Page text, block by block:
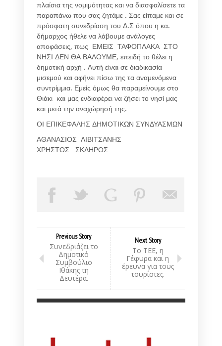
πλαίσια της νομιμότητας και να διασφαλίσετε τα
παραπάνω που σας ζητάμε . Σας είπαμε και σε
πρόσφατη συνεδρίαση του Δ.Σ όπου η κα.
δήμαρχος ήθελε να λάβουμε ανάλογες
αποφάσεις, πως ΕΜΕΙΣ ΤΑΦΟΠΛΑΚΑ ΣΤΟ
ΝΗΣΙ ΔΕΝ ΘΑ ΒΑΛΟΥΜΕ, επειδή το θέλει η
δημοτική αρχή . Αυτή είναι σε διαδικασία
μισεμού και αφήνει πίσω της τα αναμενόμενα
συντρίμμια. Εμείς όμως θα παραμείνουμε στο
Θιάκι και μας ενδιαφέρει να ζήσει το νησί μας
και μετά την αναχώρησή της.
ΟΙ ΕΠΙΚΕΦΑΛΗΣ ΔΗΜΟΤΙΚΩΝ ΣΥΝΔΥΑΣΜΩΝ
ΑΘΑΝΑΣΙΟΣ ΛΙΒΙΤΣΑΝΗΣ
ΧΡΗΣΤΟΣ ΣΚΛΗΡΟΣ
Previous Story
Συνεδριάζει το
Δημοτικό
Συμβούλιο
Ιθάκης τη
Δευτέρα.
Next Story
Το ΤΕΕ, η
Γέφυρα και η
έρευνα για τους
τουρίστες.